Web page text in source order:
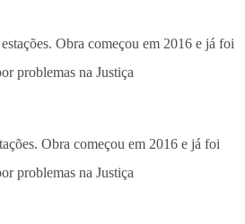
Obra começou em 2016 e já foi
problemas na Justiça